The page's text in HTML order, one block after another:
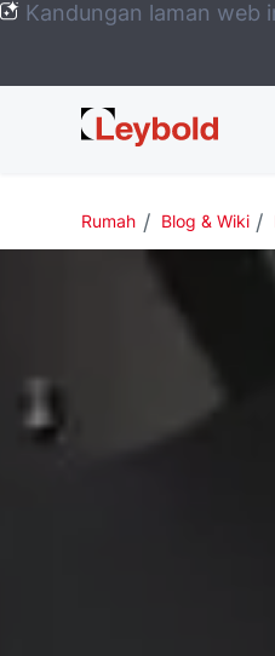
Kandungan laman web
Leybold
Global
Rumah Blog & Wiki